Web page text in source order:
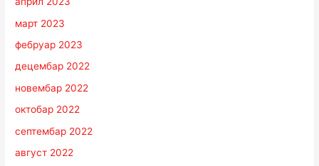
март 2023
фебруар 2023
децембар 2022
новембар 2022
октобар 2022
септембар 2022
август 2022